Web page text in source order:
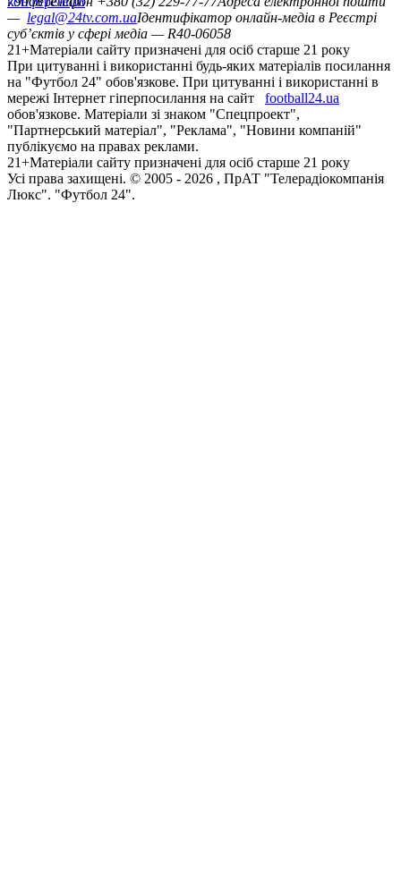
— legal@24tv.com.uaІдентифікатор онлайн-медіа в Реєстрі
суб’єктів у сфері медіа — R40-06058
21+Матеріали сайту призначені для осіб старше 21 року
При цитуванні і використанні будь-яких матеріалів посилання
на "Футбол 24" обов'язкове. При цитуванні і використанні в
мережі Інтернет гіперпосилання на сайт
football24.ua
обов'язкове. Матеріали зі знаком "Спецпроект",
"Партнерський матеріал", "Реклама", "Новини компаній"
публікуємо на правах реклами.
21+Матеріали сайту призначені для осіб старше 21 року
Усi права захищенi. © 2005 - 2026 , ПрАТ "Телерадіокомпанія
Люкс". "Футбол 24".